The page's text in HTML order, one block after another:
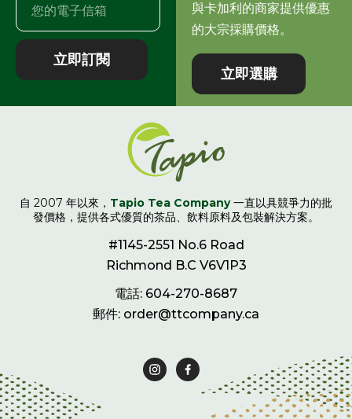
立即訂閱
與卡加利的商家提供優惠
的大宗採購價格。
立即選購
自 2007 年以來， Tapio Tea Company 一直以具競爭力的批
發價格，提供各式優質的茶品、飲料原料及包裝解決方案。
#1145-2551 No.6 Road
Richmond B.C V6V1P3
電話: 604-270-8687
郵件: order@ttcompany.ca